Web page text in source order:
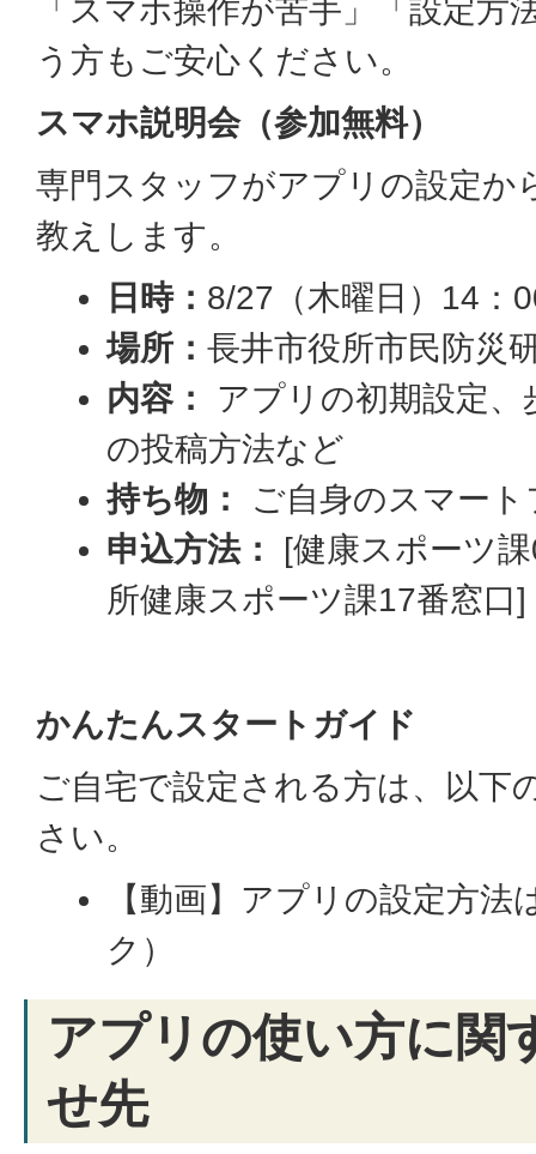
「スマホ操作が苦手」「設定方
う方もご安心ください。
スマホ説明会（参加無料）
専門スタッフがアプリの設定か
教えします。
日時： 8/27（木曜日）14：
場所：長井市役所市民防災
内容：
アプリの初期設定
の投稿方法など
持ち物：
ご自身のスマー
申込方法：
[健康スポーツ
所健康スポーツ課17番窓口]
かんたんスタートガイド
ご自宅で設定される方は、以下
さい。
【動画】アプリの設定方法
ク）
アプリの使い方に関
せ先